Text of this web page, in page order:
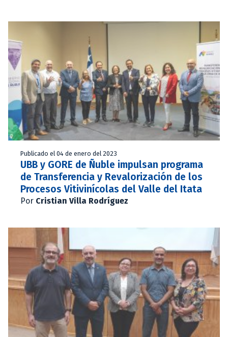
Publicado el 04 de enero del 2023
UBB y GORE de Ñuble impulsan programa
de Transferencia y Revalorización de los
Procesos Vitivinícolas del Valle del Itata
Por Cristian Villa Rodríguez